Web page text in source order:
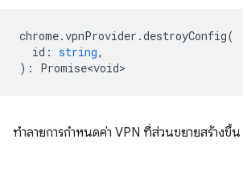
chrome.vpnProvider .destroyConfig(
id : string,
) : Promise<void>
ทำลายการกำหนดค่า VPN ที่ส่วนขยายสร้างขึ้น